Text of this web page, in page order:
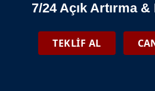
Üsküdar Eşya Depolama Ve Tasfiye
2026-06-08
7/24 Açık Artırma
TEKLİF AL